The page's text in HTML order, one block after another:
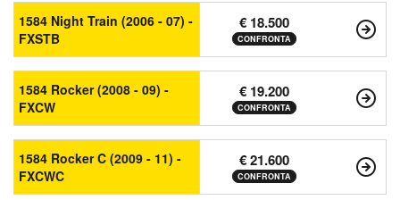
1584 Night Train (2006 - 07) -
FXSTB
€ 18.500
CONFRONTA
1584 Rocker (2008 - 09) -
FXCW
€ 19.200
CONFRONTA
1584 Rocker C (2009 - 11) -
FXCWC
€ 21.600
CONFRONTA